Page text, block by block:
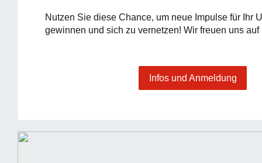
Nutzen Sie diese Chance, um neue Impulse für Ihr
gewinnen und sich zu vernetzen! Wir freuen uns
Infos und Anmeldung